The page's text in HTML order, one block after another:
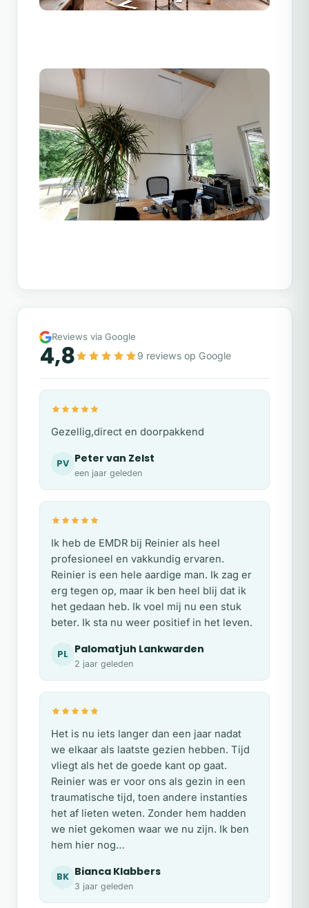
Reviews via Google
4,8 9 reviews op Google
Gezellig,direct en doorpakkend
PV Peter van Zelst
een jaar geleden
Ik heb de EMDR bij Reinier als heel
profesioneel en vakkundig ervaren.
Reinier is een hele aardige man. Ik zag er
erg tegen op, maar ik ben heel blij dat ik
het gedaan heb. Ik voel mij nu een stuk
beter. Ik sta nu weer positief in het leven.
PL Palomatjuh Lankwarden
2 jaar geleden
Het is nu iets langer dan een jaar nadat
we elkaar als laatste gezien hebben. Tijd
vliegt als het de goede kant op gaat.
Reinier was er voor ons als gezin in een
traumatische tijd, toen andere instanties
het af lieten weten. Zonder hem hadden
we niet gekomen waar we nu zijn. Ik ben
hem hier nog…
BK Bianca Klabbers
3 jaar geleden